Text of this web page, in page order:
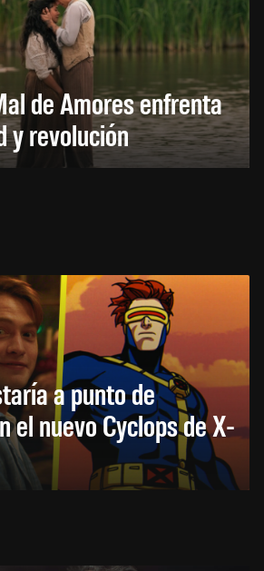
de Amores enfrenta
y revolución
a punto de
el nuevo Cyclops de X-